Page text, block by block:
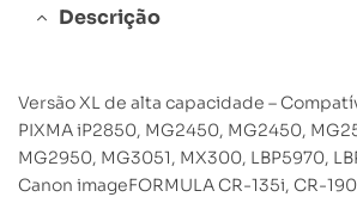
Descrição
Versão XL de alta capacidade –
PIXMA iP2850, MG2450, MG2450,
MG2950, MG3051, MX300, LBP5970,
Canon imageFORMULA CR-135i, CR-